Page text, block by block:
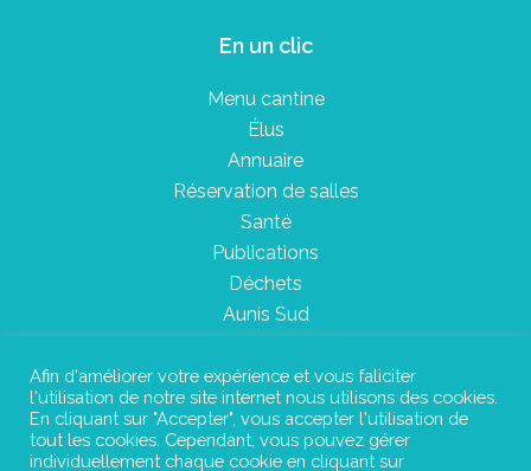
En un clic
Menu cantine
Élus
Annuaire
Réservation de salles
Santé
Publications
Déchets
Aunis Sud
Plan du site
Mentions légales
Afin d'améliorer votre expérience et vous faliciter
l'utilisation de notre site internet nous utilisons des cookies.
En cliquant sur "Accepter", vous accepter l'utilisation de
tout les cookies. Cependant, vous pouvez gérer
individuellement chaque cookie en cliquant sur